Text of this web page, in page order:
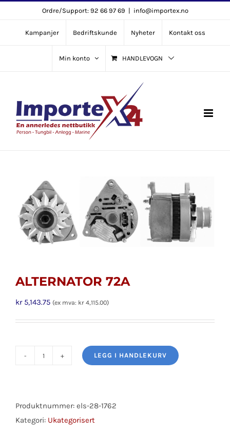
content
Ordre/Support: 92 66 97 69 | info@importex.no
Kampanjer Bedriftskunde Nyheter Kontakt oss
Min konto HANDLEVOGN
ALTERNATOR 72A
kr5,143.75 (ex mva: kr 4,115.00)
ALTERNATOR
LEGG I HANDLEKURV
Produktnummer: els-28-1762
Kategori: Ukategorisert